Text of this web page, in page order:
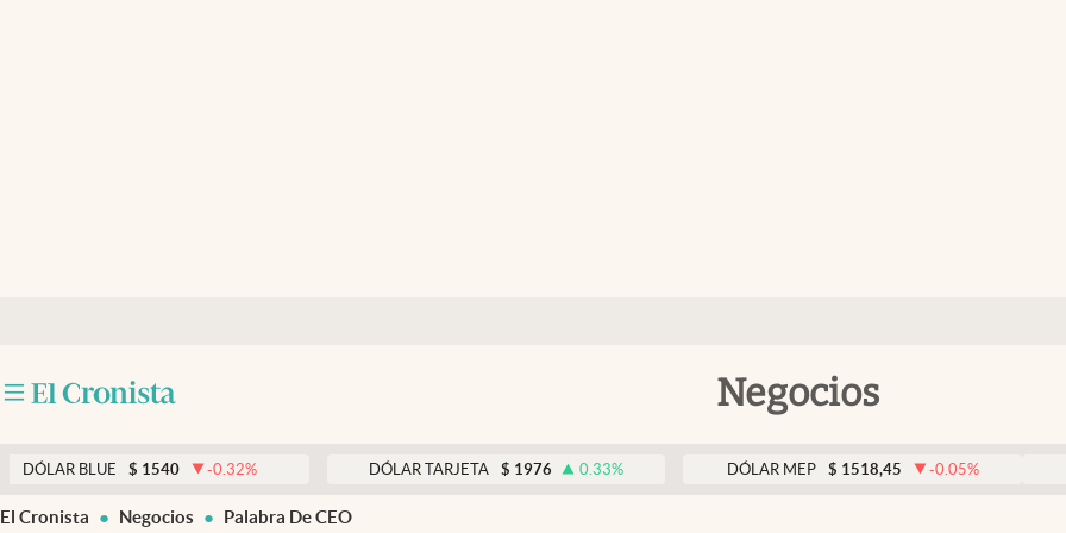
Negocios
BLUE $ 1540 -0.32% DÓLAR TARJETA $ 1976 0.33% DÓLAR MEP $ 1518,45 -0.05%
El Cronista Negocios Palabra De CEO